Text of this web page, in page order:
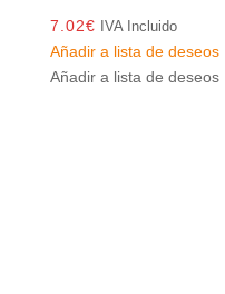
7.02€ IVA Incluido
Añadir a lista de deseos
Añadir a lista de deseos